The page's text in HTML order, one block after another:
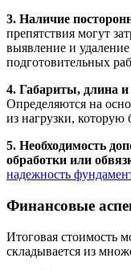
3. Наличие
препятствия могут
выявление и
подготовительных
4. Габариты, длина
Определяются на
из нагрузки, которую
5. Необходимость
обработки или
надежность
Финансовые
Итоговая стоимость
складывается из